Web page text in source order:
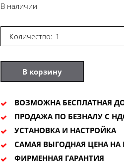
В наличии
Количество:
В корзину
ВОЗМОЖНА БЕСПЛАТНАЯ
ПРОДАЖА ПО БЕЗНАЛУ С
УСТАНОВКА И НАСТРОЙКА
САМАЯ ВЫГОДНАЯ ЦЕНА
ФИРМЕННАЯ ГАРАНТИЯ